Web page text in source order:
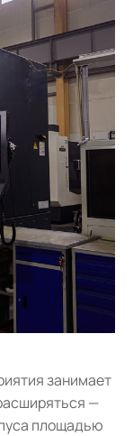
занимает
—
площадью